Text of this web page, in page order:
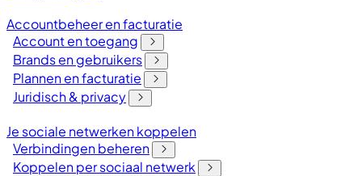
Accountbeheer en facturatie
Account en toegang
Brands en gebruikers
Plannen en facturatie
Juridisch & privacy
Je sociale netwerken koppelen
Verbindingen beheren
Koppelen per sociaal netwerk